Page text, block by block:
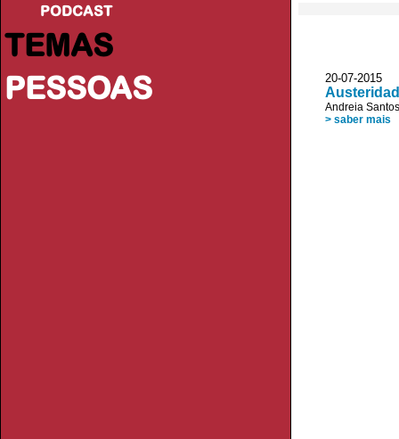
PODCAST
TEMAS
PESSOAS
20-07-
Andreia Santos
> saber mais